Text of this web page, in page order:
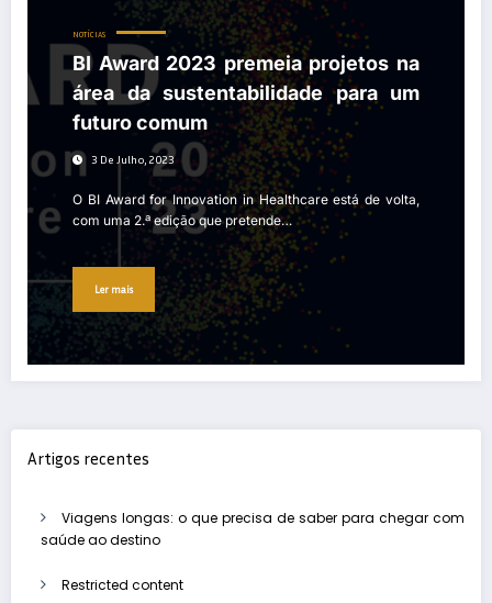
NOTÍCIAS
BI Award 2023 premeia projetos na
área da sustentabilidade para um
futuro comum
3 De Julho, 2023
O BI Award for Innovation in Healthcare está de volta,
com uma 2.ª edição que pretende…
Ler mais
Artigos recentes
Viagens longas: o que precisa de saber para chegar com
saúde ao destino
Restricted content